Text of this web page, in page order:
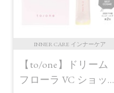
INNER CARE インナーケア
【to/one】ドリーム
フローラ VC ショット